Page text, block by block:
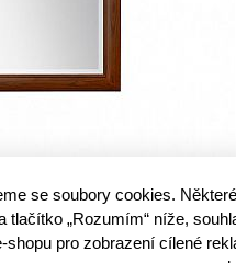
se soubory cookies.
tlačítko „Rozumím“ níže,
shopu pro zobrazení cílené